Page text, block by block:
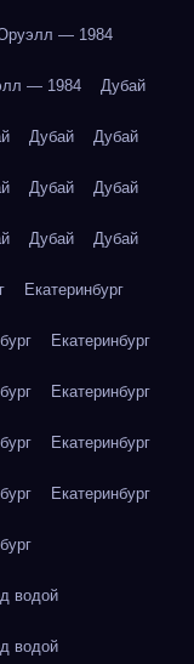
— 1984
— 1984 Дубай
Дубай Дубай
Дубай Дубай
Дубай Дубай
Екатеринбург
Екатеринбург
Екатеринбург
Екатеринбург
Екатеринбург
водой
водой